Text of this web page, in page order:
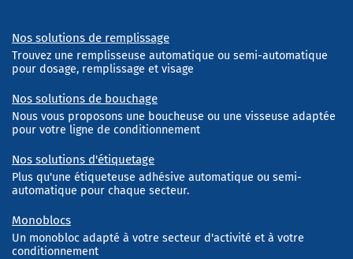
Nos solutions de remplissage
Trouvez une remplisseuse automatique ou semi-automatique
pour dosage, remplissage et visage
Nos solutions de bouchage
Nous vous proposons une boucheuse ou une visseuse adaptée
pour votre ligne de conditionnement
Nos solutions d'étiquetage
Plus qu'une étiqueteuse adhésive automatique ou semi-
automatique pour chaque secteur.
Monoblocs
Un monobloc adapté à votre secteur d'activité et à votre
conditionnement